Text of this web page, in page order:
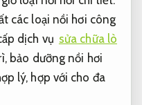
các loại nồi hơi công
dịch vụ sửa chữa lò
bảo dưỡng nồi hơi
lý, hợp với cho đa